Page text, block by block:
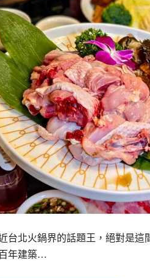
台北火鍋界的話題王，絕對是
年建築…